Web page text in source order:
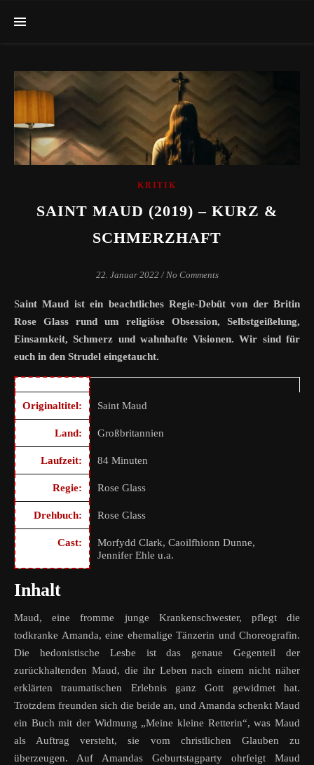
KRITIK
SAINT MAUD (2019) – KURZ &
SCHMERZHAFT
22. Januar 2022 / No Comments
Saint Maud ist ein beachtliches Regie-Debüt von der Britin
Rose Glass rund um religiöse Obsession, Selbstgeißelung,
Einsamkeit, Schmerz und wahnhafte Visionen. Wir sind für
euch in den Strudel eingetaucht.
Originaltitel: Saint Maud
Land: Großbritannien
Laufzeit: 84 Minuten
Regie: Rose Glass
Drehbuch: Rose Glass
Cast:
Morfydd Clark, Caoilfhionn Dunne,
Jennifer Ehle u.a.
Inhalt
Maud, eine fromme junge Krankenschwester, pflegt die
todkranke Amanda, eine ehemalige Tänzerin und Choreografin.
Die hedonistische Lesbe ist das genaue Gegenteil der
zurückhaltenden Maud, die ihr Leben nach einem nicht näher
erklärten traumatischen Erlebnis ganz Gott gewidmet hat.
Trotzdem freunden sich die beide an, und Amanda schenkt Maud
ein Buch mit der Widmung „Meine kleine Retterin“, was Maud
als Auftrag versteht, sie vom christlichen Glauben zu
überzeugen. Auf Amandas Geburtstagparty ohrfeigt Maud